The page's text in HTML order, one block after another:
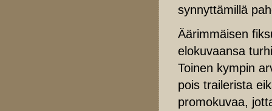
synnyttämillä
Äärimmäisen
elokuvaansa
Toinen kympin
pois trailerista
promokuvaa,